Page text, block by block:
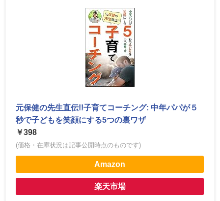
元保健の先生直伝!!子育てコーチング: 中年パパが５
秒で子どもを笑顔にする5つの裏ワザ
￥398
(価格・在庫状況は記事公開時点のものです)
Amazon
楽天市場